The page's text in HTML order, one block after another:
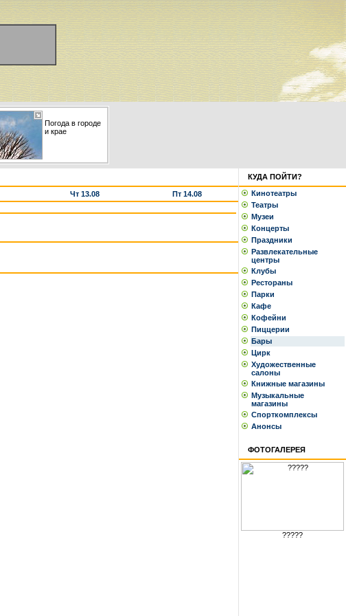
Погода в городе
и крае
Чт 13.08
Пт 14.08
КУДА ПОЙТИ?
Кинотеатры
Театры
Музеи
Концерты
Праздники
Развлекательные
центры
Клубы
Рестораны
Парки
Кафе
Кофейни
Пиццерии
Бары
Цирк
Художественные
салоны
Книжные магазины
Музыкальные
магазины
Спорткомплексы
Анонсы
ФОТОГАЛЕРЕЯ
?????